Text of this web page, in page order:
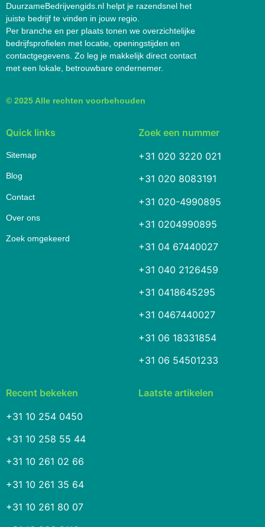
DuurzameBedrijvengids.nl helpt je razendsnel het
juiste bedrijf te vinden in jouw regio.
Per branche en per plaats tonen we overzichtelijke
bedrijfsprofielen met locatie, openingstijden en
contactgegevens. Zo leg je makkelijk direct contact
met een lokale, betrouwbare ondernemer.
© 2025 Alle rechten voorbehouden
Quick links
Sitemap
Blog
Contact
Over ons
Zoek omgekeerd
Zoek een nummer
+31 020 3220 021
+31 020 8083191
+31 020-4990895
+31 0204990895
+31 04 67440027
+31 040 2126459
+31 0418645295
+31 0467440027
+31 06 18331854
+31 06 54501233
Recent bekeken
+31 10 254 0450
+31 10 258 55 44
+31 10 261 02 66
+31 10 261 35 64
+31 10 261 80 07
Laatste artikelen